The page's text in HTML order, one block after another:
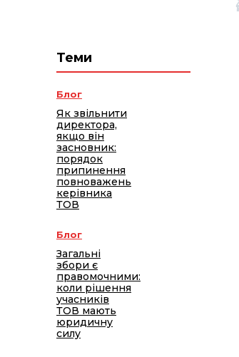
Теми
Блог
Як звільнити
директора,
якщо він
засновник:
порядок
припинення
повноважень
керівника
ТОВ
Блог
Загальні
збори є
правомочними:
коли рішення
учасників
ТОВ мають
юридичну
силу